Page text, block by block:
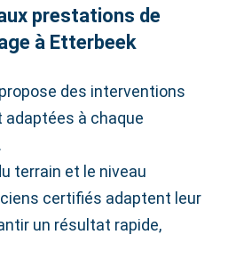
prestations de
à Etterbeek
des interventions
à chaque
terrain et le niveau
certifiés adaptent leur
un résultat rapide,